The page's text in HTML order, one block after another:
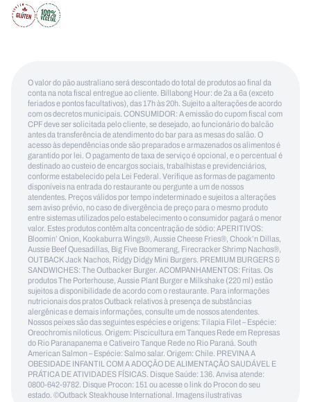
O valor do pão australiano será descontado do total de produtos ao final da
conta na nota fiscal entregue ao cliente. Billabong Hour: de 2a a 6a (exceto
feriados e pontos facultativos), das 17h às 20h. Sujeito a alterações de acordo
com os decretos municipais. CONSUMIDOR: A emissão do cupom fiscal com
CPF deve ser solicitada pelo cliente, se desejado, ao funcionário do balcão
antes da transferência de atendimento do bar para as mesas do salão. O
acesso às dependências onde são preparados e armazenados os alimentos é
garantido por lei. O pagamento de taxa de serviço é opcional, e o percentual é
destinado ao custeio de encargos sociais, trabalhistas e previdenciários,
conforme estabelecido pela Lei Federal. Verifique as formas de pagamento
disponíveis na entrada do restaurante ou pergunte a um de nossos
atendentes. Preços válidos por tempo indeterminado e sujeitos a alterações
sem aviso prévio, no caso de divergência de preço para o mesmo produto
entre sistemas utilizados pelo estabelecimento o consumidor pagará o menor
valor. Estes produtos contêm alta concentração de sódio: APERITIVOS:
Bloomin’ Onion, Kookaburra Wings®, Aussie Cheese Fries®, Chook’n Dillas,
Aussie Beef Quesadillas, Big Five Boomerang, Firecracker Shrimp Nachos®,
OUTBACK Jack Nachos, Ridgy Didgy Mini Burgers. PREMIUM BURGERS &
SANDWICHES: The Outbacker Burger. ACOMPANHAMENTOS: Fritas. Os
produtos The Porterhouse, Aussie Plant Burger e Milkshake (220 ml) estão
sujeitos a disponibilidade de acordo com o restaurante. Para informações
nutricionais dos pratos Outback relativos à presença de substâncias
alergênicas e demais informações, consulte um de nossos atendentes.
Nossos peixes são das seguintes espécies e origens: Tilapia Filet – Espécie:
Oreochromis niloticus. Origem: Piscicultura em Tanques Rede em Represas
do Rio Paranapanema e Cativeiro Tanque Rede no Rio Paraná. South
American Salmon – Espécie: Salmo salar. Origem: Chile. PREVINA A
OBESIDADE INFANTIL COM A ADOÇÃO DE ALIMENTAÇÃO SAUDÁVEL E
PRÁTICA DE ATIVIDADES FÍSICAS. Disque Saúde: 136. Anvisa atende:
0800-642-9782. Disque Procon: 151 ou acesse o link do Procon do seu
estado. ©Outback Steakhouse International. Imagens ilustrativas